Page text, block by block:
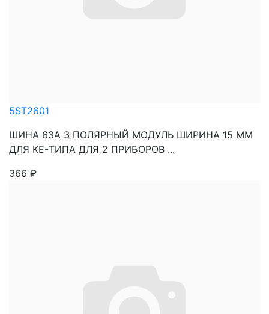
5ST2601
ШИНА 63A 3 ПОЛЯРНЫЙ МОДУЛЬ ШИРИНА 15 MM
ДЛЯ KE-ТИПА ДЛЯ 2 ПРИБОРОВ ...
366 ₽